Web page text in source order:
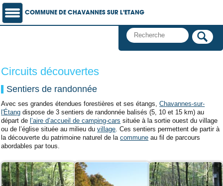
COMMUNE DE CHAVANNES SUR L’ETANG
Circuits découvertes
Sentiers de randonnée
Avec ses grandes étendues forestières et ses étangs,Chavannes-sur-
l'Étang dispose de 3 sentiers de randonnée balisés (5, 10 et 15 km) au
départ de l’aire d’accueil de camping-cars située à la sortie ouest du village
ou de l’église située au milieu duvillage. Ces sentiers permettent de partir à
la découverte du patrimoine naturel de lacommune au fil de parcours
abordables par tous.